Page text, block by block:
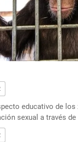
educativo de
sexual a través